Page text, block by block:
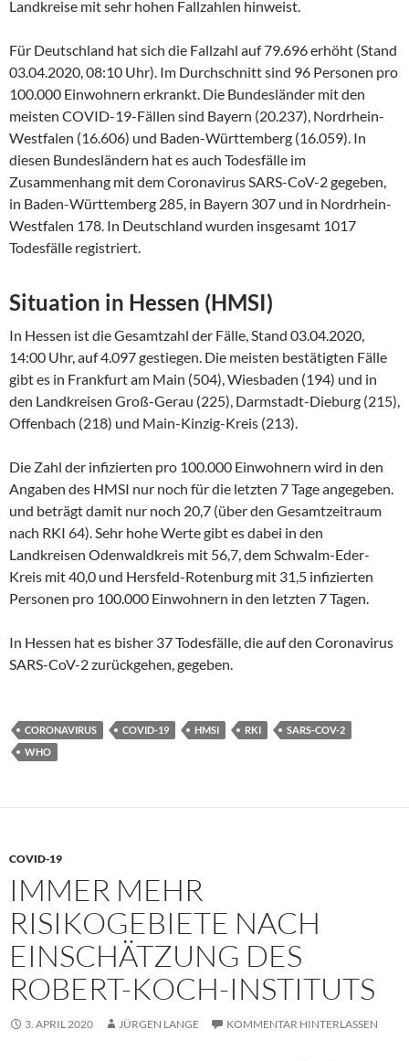
Landkreise mit sehr hohen Fallzahlen hinweist.
Für Deutschland hat sich die Fallzahl auf 79.696 erhöht (Stand
03.04.2020, 08:10 Uhr). Im Durchschnitt sind 96 Personen pro
100.000 Einwohnern erkrankt. Die Bundesländer mit den
meisten COVID-19-Fällen sind Bayern (20.237), Nordrhein-
Westfalen (16.606) und Baden-Württemberg (16.059). In
diesen Bundesländern hat es auch Todesfälle im
Zusammenhang mit dem Coronavirus SARS-CoV-2 gegeben,
in Baden-Württemberg 285, in Bayern 307 und in Nordrhein-
Westfalen 178. In Deutschland wurden insgesamt 1017
Todesfälle registriert.
Situation in Hessen (HMSI)
In Hessen ist die Gesamtzahl der Fälle, Stand 03.04.2020,
14:00 Uhr, auf 4.097 gestiegen. Die meisten bestätigten Fälle
gibt es in Frankfurt am Main (504), Wiesbaden (194) und in
den Landkreisen Groß-Gerau (225), Darmstadt-Dieburg (215),
Offenbach (218) und Main-Kinzig-Kreis (213).
Die Zahl der infizierten pro 100.000 Einwohnern wird in den
Angaben des HMSI nur noch für die letzten 7 Tage angegeben.
und beträgt damit nur noch 20,7 (über den Gesamtzeitraum
nach RKI 64). Sehr hohe Werte gibt es dabei in den
Landkreisen Odenwaldkreis mit 56,7, dem Schwalm-Eder-
Kreis mit 40,0 und Hersfeld-Rotenburg mit 31,5 infizierten
Personen pro 100.000 Einwohnern in den letzten 7 Tagen.
In Hessen hat es bisher 37 Todesfälle, die auf den Coronavirus
SARS-CoV-2 zurückgehen, gegeben.
CORONAVIRUS COVID-19 HMSI RKI
SARS-COV-2
WHO
COVID-19
IMMER MEHR
RISIKOGEBIETE NACH
EINSCHÄTZUNG DES
ROBERT-KOCH-INSTITUTS
3. APRIL 2020 JÜRGEN LANGE KOMMENTAR HINTERLASSEN